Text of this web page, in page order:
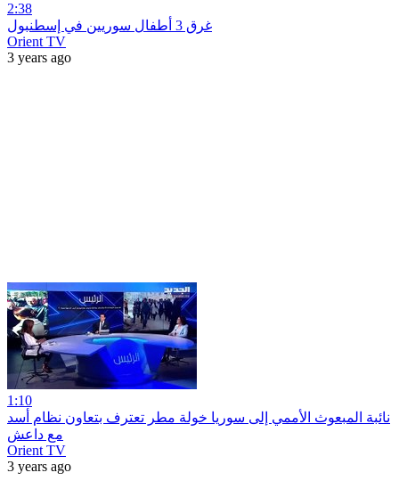
2:38
غرق 3 أطفال سوريين في إسطنبول
Orient TV
3 years ago
1:10
نائبة المبعوث الأممي إلى سوريا خولة مطر تعترف بتعاون نظام أسد
مع داعش
Orient TV
3 years ago